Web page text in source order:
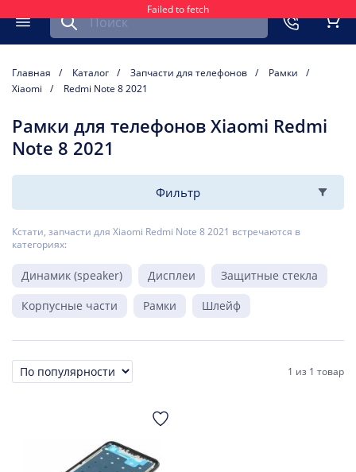
Failed to fetch
Меню
Найти запчасть для мобильного устройства
Главная Каталог Запчасти для телефонов
Рамки
Xiaomi
Redmi Note 8 2021
Рамки для телефонов Xiaomi Redmi
Note 8 2021
Фильтр
Кстати, запчасти для Xiaomi Redmi Note 8 2021 встречаются в
категориях:
Динамик (speaker) Дисплеи
Защитные стекла
Корпусные части
Рамки Шлейф
Сортировка 1 из 1 товар